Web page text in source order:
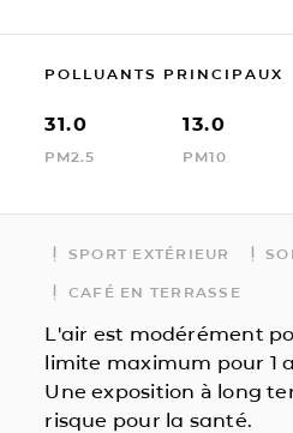
POLLUANTS PRINCIPAUX
31.0
PM2.5
13.0
PM10
SPORT EXTÉRIEUR
CAFÉ EN TERRASSE
L'air est modérément
limite maximum pour 1
Une exposition à long
risque pour la santé.